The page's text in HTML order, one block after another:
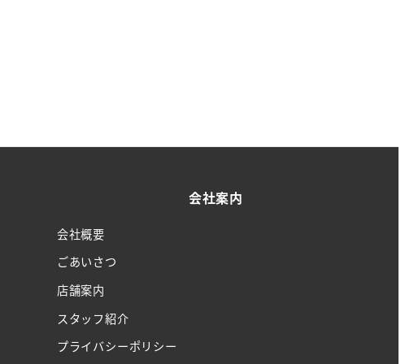
会社案内
会社概要
ごあいさつ
店舗案内
スタッフ紹介
プライバシーポリシー